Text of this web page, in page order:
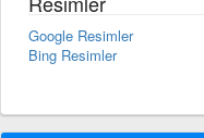
Google Resimler
Bing Resimler